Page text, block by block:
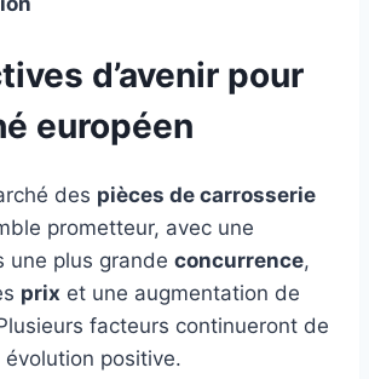
d’avenir pour
européen
des pièces de carrosserie
prometteur, avec une
une plus grande concurrence,
prix et une augmentation de
facteurs continueront de
positive.